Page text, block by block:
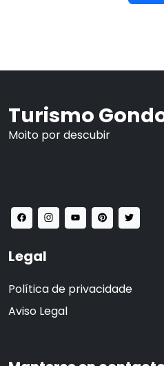
Turismo
Moito por descubir
Legal
Política de privacidade
Aviso Legal